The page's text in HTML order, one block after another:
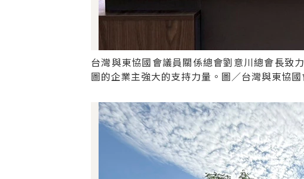
台灣與東協國會議員關係總會劉意川總會長致
圖的企業主強大的支持力量。圖／台灣與東協